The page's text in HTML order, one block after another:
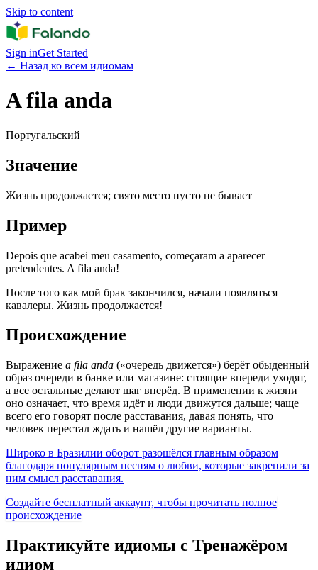
Skip to content
Sign inGet Started
← Назад ко всем идиомам
A fila anda
Португальский
Значение
Жизнь продолжается; свято место пусто не бывает
Пример
Depois que acabei meu casamento, começaram a aparecer
pretendentes. A fila anda!
После того как мой брак закончился, начали появляться
кавалеры. Жизнь продолжается!
Происхождение
Выражение a fila anda («очередь движется») берёт обыденный
образ очереди в банке или магазине: стоящие впереди уходят,
а все остальные делают шаг вперёд. В применении к жизни
оно означает, что время идёт и люди движутся дальше; чаще
всего его говорят после расставания, давая понять, что
человек перестал ждать и нашёл другие варианты.
Широко в Бразилии оборот разошёлся главным образом
благодаря популярным песням о любви, которые закрепили за
ним смысл расставания.
Создайте бесплатный аккаунт, чтобы прочитать полное
происхождение
Практикуйте идиомы с Тренажёром
идиом